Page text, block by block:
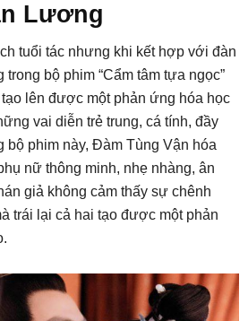
Lương
tuổi tác nhưng khi kết hợp với đàn
bộ phim “Cẩm tâm tựa ngọc”
lên được một phản ứng hóa học
vai diễn trẻ trung, cá tính, đầy
bộ phim này, Đàm Tùng Vận hóa
nữ thông minh, nhẹ nhàng, ân
giả không cảm thấy sự chênh
trái lại cả hai tạo được một phản